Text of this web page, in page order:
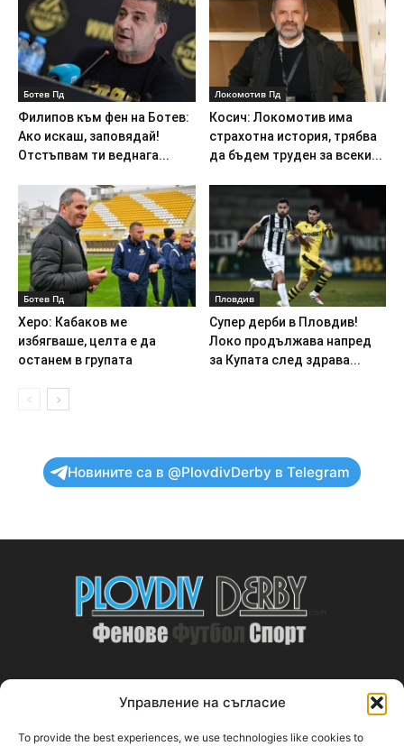
Управление на съгласие
To provide the best experiences, we use technologies like cookies to
Ботев Пд
Филипов към фен на Ботев:
Ако искаш, заповядай!
Отстъпвам ти веднага...
Локомотив Пд
Косич: Локомотив има
страхотна история, трябва
да бъдем труден за всеки...
Ботев Пд
Херо: Кабаков ме
избягваше, целта е да
останем в групата
Пловдив
Супер дерби в Пловдив!
Локо продължава напред
за Купата след здрава...
Новините са в @PlovdivDerby в Telegram
ABOUT US